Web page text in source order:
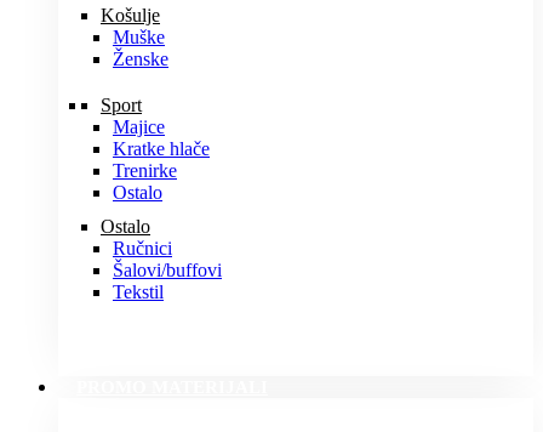
Košulje
Muške
Ženske
Sport
Majice
Kratke hlače
Trenirke
Ostalo
Ostalo
Ručnici
Šalovi/buffovi
Tekstil